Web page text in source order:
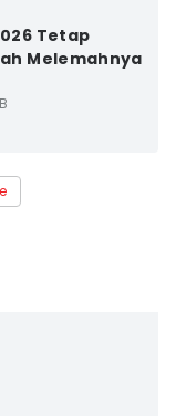
Tetap
Melemahnya